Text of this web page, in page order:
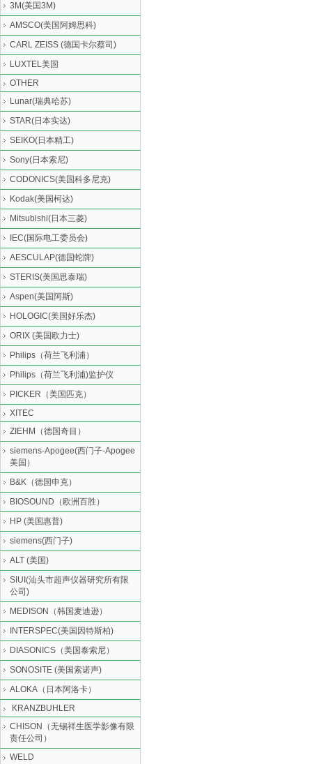
3M(美国3M)
AMSCO(美国阿姆思科)
CARL ZEISS (德国卡尔蔡司)
LUXTEL美国
OTHER
Lunar(瑞典哈苏)
STAR(日本实达)
SEIKO(日本精工)
Sony(日本索尼)
CODONICS(美国科多尼克)
Kodak(美国柯达)
Mitsubishi(日本三菱)
IEC(国际电工委员会)
AESCULAP(德国蛇牌)
STERIS(美国思泰瑞)
Aspen(美国阿斯)
HOLOGIC(美国好乐杰)
ORIX (美国欧力士)
Philips（荷兰飞利浦）
Philips（荷兰飞利浦)监护仪
PICKER（美国匹克）
XITEC
ZIEHM（德国奇目）
siemens-Apogee(西门子-Apogee
美国）
B&K（德国申克）
BIOSOUND（欧洲百胜）
HP (美国惠普)
siemens(西门子)
ALT (美国)
SIUI(汕头市超声仪器研究所有限
公司)
MEDISON（韩国麦迪逊）
INTERSPEC(美国因特斯柏)
DIASONICS（美国泰索尼）
SONOSITE (美国索诺声)
ALOKA（日本阿洛卡）
KRANZBUHLER
CHISON（无锡祥生医学影像有限
责任公司）
WELD